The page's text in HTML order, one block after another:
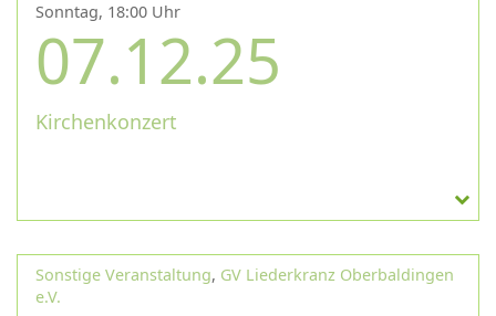
Sonntag, 18:00 Uhr
07.12.25
Kirchenkonzert
Sonstige Veranstaltung, GV Liederkranz Oberbaldingen
e.V.